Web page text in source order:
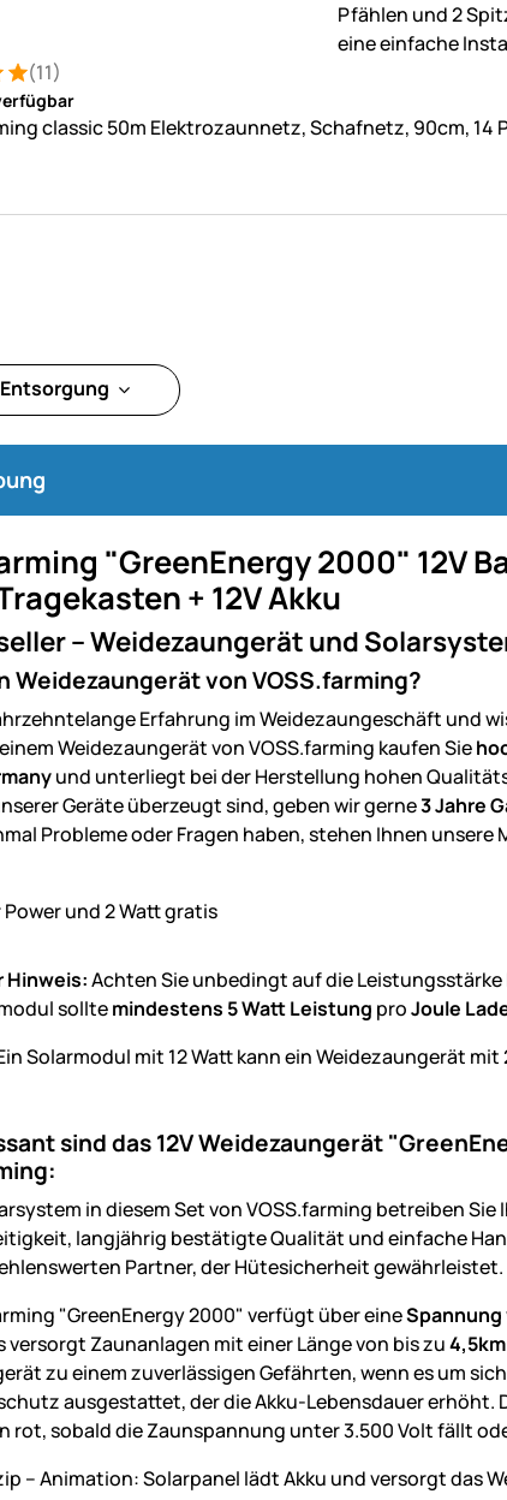
5 von 5 (11 Bewertungen)
(11)
classic 50m Elektrozaunnetz, Schafnetz, 90cm, 14
"GreenEnergy 2000" 12V
+ 12V Akku
– Weidezaungerät und
Weidezaungerät von VOSS.farming?
Erfahrung im Weidezaungeschäft und
Weidezaungerät von VOSS.farming kaufen Sie
und unterliegt bei der Herstellung hohen
Geräte überzeugt sind, geben wir gerne3 Jahre
Probleme oder Fragen haben, stehen Ihnen
Hinweis:Achten Sie unbedingt auf die
solltemindestens 5 Watt Leistung proJoule
Solarmodul mit 12 Watt kann ein Weidezaungerät
sind das 12V Weidezaungerät
in diesem Set von VOSS.farming betreiben
langjährig bestätigte Qualität und einfache
Partner, der Hütesicherheit gewährleistet.
"GreenEnergy 2000" verfügt über eineSpannung
versorgt Zaunanlagen mit einer Länge von bis zu
zu einem zuverlässigen Gefährten, wenn es um
ausgestattet, der die Akku-Lebensdauer erhöht.
rot, sobald die Zaunspannung unter 3.500 Volt fällt